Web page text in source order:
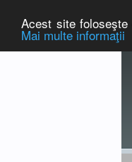
Acest site
Mai multe informaţii